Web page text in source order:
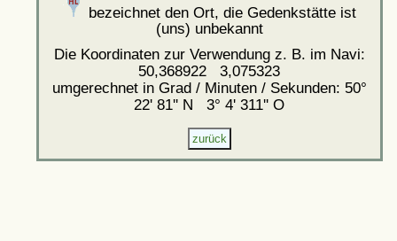
bezeichnet den Ort, die Gedenkstätte ist
(uns) unbekannt
Die Koordinaten zur Verwendung z. B. im Navi:
50,368922 3,075323
umgerechnet in Grad / Minuten / Sekunden: 50°
22' 81'' N 3° 4' 311'' O